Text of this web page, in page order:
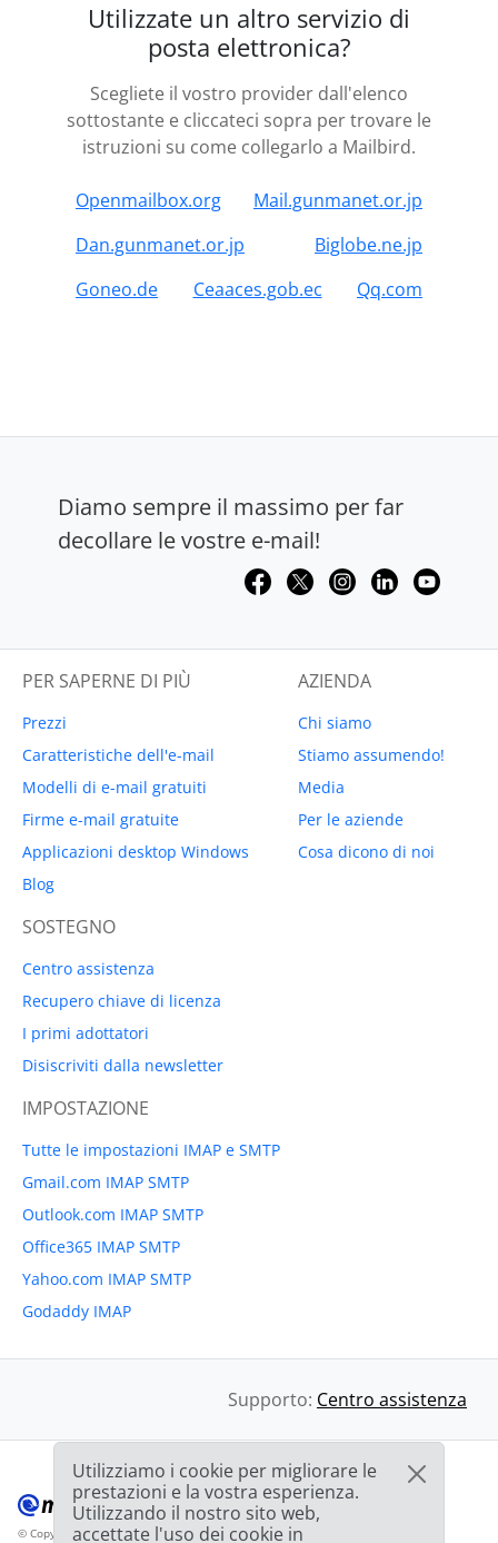
Utilizzate un altro servizio di
posta elettronica?
Scegliete il vostro provider dall'elenco
sottostante e cliccateci sopra per trovare le
istruzioni su come collegarlo a Mailbird.
Openmailbox.org
Mail.gunmanet.or.jp
Dan.gunmanet.or.jp
Biglobe.ne.jp
Goneo.de
Ceaaces.gob.ec Qq.com
Diamo sempre il massimo per far
decollare le vostre e-mail!
PER SAPERNE DI PIÙ
Prezzi
Caratteristiche dell'e-mail
Modelli di e-mail gratuiti
Firme e-mail gratuite
Applicazioni desktop Windows
Blog
AZIENDA
Chi siamo
Stiamo assumendo!
Media
Per le aziende
Cosa dicono di noi
SOSTEGNO
Centro assistenza
Recupero chiave di licenza
I primi adottatori
Disiscriviti dalla newsletter
IMPOSTAZIONE
Tutte le impostazioni IMAP e SMTP
Gmail.com IMAP SMTP
Outlook.com IMAP SMTP
Office365 IMAP SMTP
Yahoo.com IMAP SMTP
Godaddy IMAP
Supporto: Centro assistenza
© Copyright 2012-2026 Mailbird™Tutti i diritti riservati.
Utilizziamo i cookie per migliorare le
prestazioni e la vostra esperienza.
Utilizzando il nostro sito web,
accettate l'uso dei cookie in